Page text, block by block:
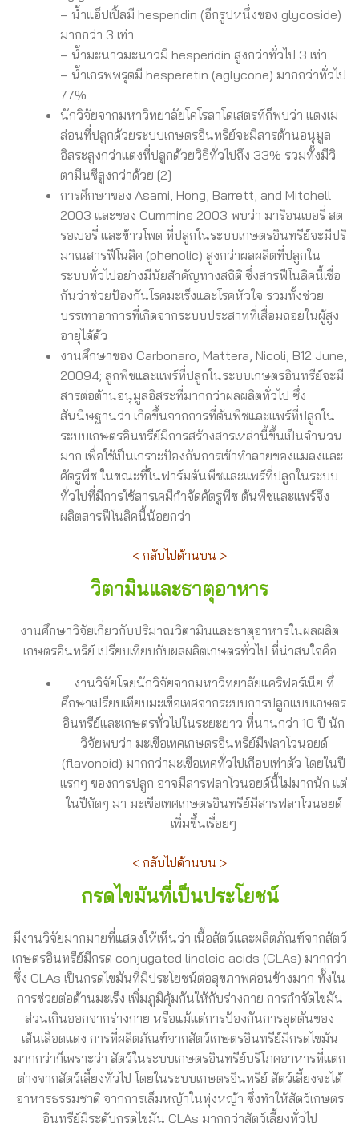
– น้ำแอ็ปเปิ้ลมี hesperidin (อีกรูปหนึ่งของ glycoside)
มากกว่า 3 เท่า
– น้ำมะนาวมะนาวมี hesperidin สูงกว่าทั่วไป 3 เท่า
– น้ำเกรพพรุตมี hesperetin (aglycone) มากกว่าทั่วไป
77%
นักวิจัยจากมหาวิทยาลัยโคโรลาโดเสตรท์ก็พบว่า แตงเม
ล่อนที่ปลูกด้วยระบบเกษตรอินทรีย์จะมีสารต้านอนุมูล
อิสระสูงกว่าแตงที่ปลูกด้วยวิธีทั่วไปถึง 33% รวมทั้งมีวิ
ตามืนซีสูงกว่าด้วย [2]
การศึกษาของ Asami, Hong, Barrett, and Mitchell
2003 และของ Cummins 2003 พบว่า มาริอนเบอรี่ สต
รอเบอรี่ และข้าวโพด ที่ปลูกในระบบเกษตรอินทรีย์จะมีปริ
มาณสารฟีโนลิค (phenolic) สูงกว่าผลผลิตที่ปลูกใน
ระบบทั่วไปอย่างมีนัยสำคัญทางสถิติ ซึ่งสารฟีโนลิคนี้เชื่อ
กันว่าช่วยป้องกันโรคมะเร็งและโรคหัวใจ รวมทั้งช่วย
บรรเทาอาการที่เกิดจากระบบประสาทที่เสื่อมถอยในผู้สูง
อายุได้ด้ว
งานศึกษาของ Carbonaro, Mattera, Nicoli, B12 June,
20094; ลูกพีชและแพร์ที่ปลูกในระบบเกษตรอินทรีย์จะมี
สารต่อต้านอนุมูลอิสระที่มากกว่าผลผลิตทั่วไป ซึ่ง
สันนิษฐานว่า เกิดขึ้นจากการที่ต้นพีชและแพร์ที่ปลูกใน
ระบบเกษตรอินทรีย์มีการสร้างสารเหล่านี้ขึ้นเป็นจำนวน
มาก เพื่อใช้เป็นเกราะป้องกันการเข้าทำลายของแมลงและ
ศัตรูพืช ในขณะที่ในฟาร์มต้นพีชและแพร์ที่ปลูกในระบบ
ทั่วไปที่มีการใช้สารเคมีกำจัดศัตรูพืช ต้นพีชและแพร์จึง
ผลิตสารฟีโนลิคนี้น้อยกว่า
< กลับไปด้านบน >
วิตามินและธาตุอาหาร
งานศึกษาวิจัยเกี่ยวกับปริมาณวิตามินและธาตุอาหารในผลผลิต
เกษตรอินทรีย์ เปรียบเทียบกับผลผลิตเกษตรทั่วไป ที่น่าสนใจคือ
งานวิจัยโดยนักวิจัยจากมหาวิทยาลัยแคริฟอร์เนีย ทึ่
ศึกษาเปรียบเทียบมะเขือเทศจากระบบการปลูกแบบเกษตร
อินทรีย์และเกษตรทั่วไปในระยะยาว ที่นานกว่า 10 ปี นัก
วิจัยพบว่า มะเขือเทศเกษตรอินทรีย์มีฟลาโวนอยด์
(flavonoid) มากกว่ามะเขือเทศทั่วไปเกือบเท่าตัว โดยในปี
แรกๆ ของการปลูก อาจมีสารฟลาโวนอยด์นี้ไม่มากนัก แต่
ในปีถัดๆ มา มะเขือเทศเกษตรอินทรีย์มีสารฟลาโวนอยด์
เพิ่มขึ้นเรื่อยๆ
< กลับไปด้านบน >
กรดไขมันที่เป็นประโยชน์
มีงานวิจัยมากมายที่แสดงให้เห็นว่า เนื้อสัตว์และผลิตภัณฑ์จากสัตว์
เกษตรอินทรีย์มีกรด conjugated linoleic acids (CLAs) มากกว่า
ซึ่ง CLAs เป็นกรดไขมันที่มีประโยชน์ต่อสุขภาพค่อนข้างมาก ทั้งใน
การช่วยต่อต้านมะเร็ง เพิ่มภูมิคุ้มกันให้กับร่างกาย การกำจัดไขมัน
ส่วนเกินออกจากร่างกาย หรือแม้แต่การป้องกันการอุดตันของ
เส้นเลือดแดง การที่ผลิตภัณฑ์จากสัตว์เกษตรอินทรีย์มีกรดไขมัน
มากกว่าก็เพราะว่า สัตว์ในระบบเกษตรอินทรีย์บริโภคอาหารที่แตก
ต่างจากสัตว์เลี้ยงทั่วไป โดยในระบบเกษตรอินทรีย์ สัตว์เลี้ยงจะได้
อาหารธรรมชาติ จากการเล็มหญ้าในทุ่งหญ้า ซึ่งทำให้สัตว์เกษตร
อินทรีย์มีระดับกรดไขมัน CLAs มากกว่าสัตว์เลี้ยงทั่วไป